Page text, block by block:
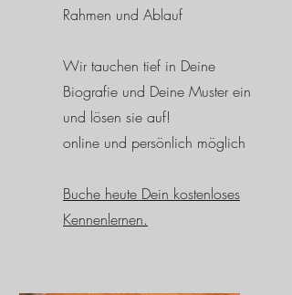
Rahmen und Ablauf
Wir tauchen tief in Deine
Biografie und Deine Muster ein
und lösen sie auf!
online und persönlich möglich
Buche heute Dein kostenloses
Kennenlernen.